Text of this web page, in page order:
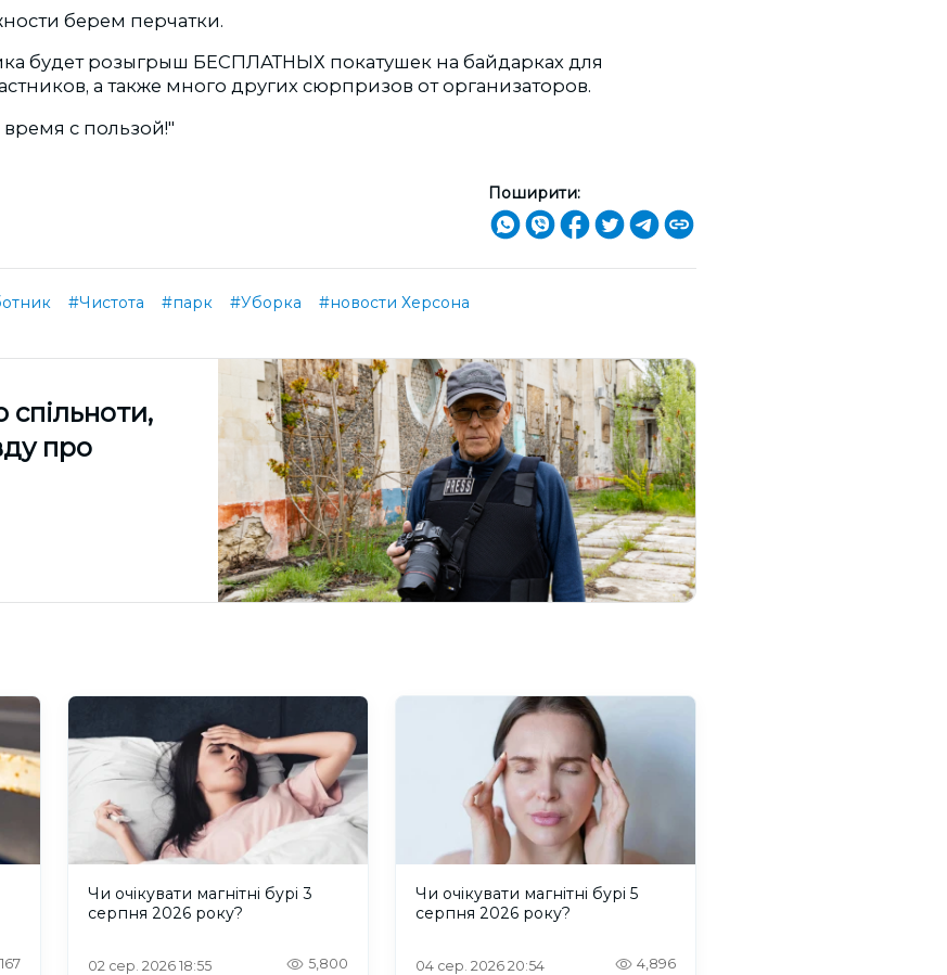
берем перчатки.
будет розыгрыш БЕСПЛАТНЫХ покатушек на байдарках для
а также много других сюрпризов от организаторов.
с пользой!"
Поширити:
#Чистота #парк #Уборка #новости Херсона
спільноти,
про
Чи очікувати магнітні бурі 3
серпня 2026 року?
02 сер. 2026 18:55 5,800
Чи очікувати магнітні бурі 5
серпня 2026 року?
04 сер. 2026 20:54 4,896